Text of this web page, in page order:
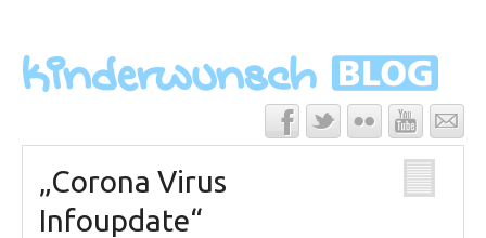
„Corona Virus
Infoupdate“